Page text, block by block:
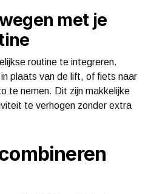
met je
routine te integreren.
plaats van de lift, of fiets naar
te nemen. Dit zijn makkelijke
te verhogen zonder extra